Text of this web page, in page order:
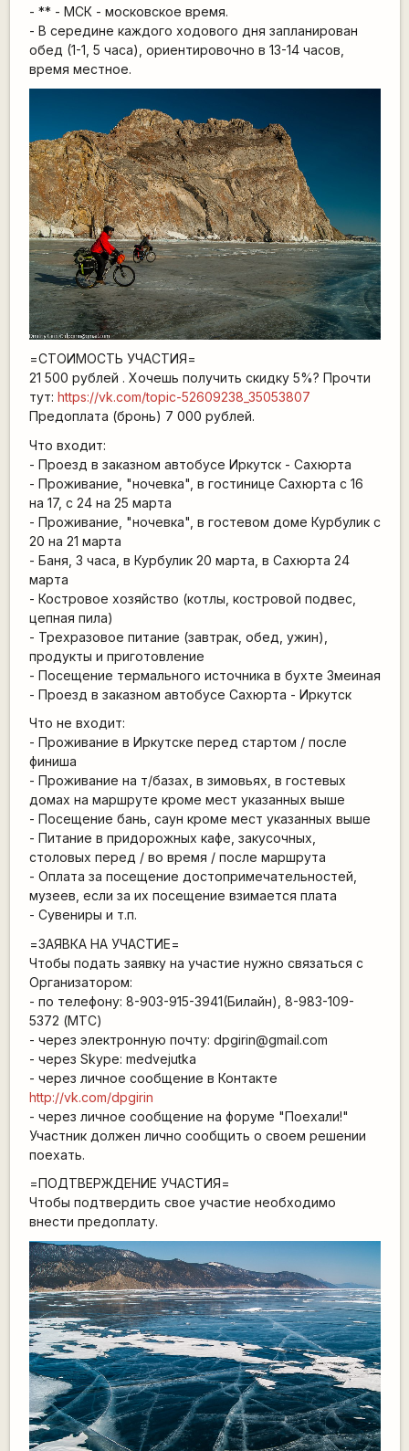
- ** - МСК - московское время.
- В середине каждого ходового дня запланирован
обед (1-1, 5 часа), ориентировочно в 13-14 часов,
время местное.
=СТОИМОСТЬ УЧАСТИЯ=
21 500 рублей . Хочешь получить скидку 5%? Прочти
тут: https://vk.com/topic-52609238_35053807
Предоплата (бронь) 7 000 рублей.
Что входит:
- Проезд в заказном автобусе Иркутск - Сахюрта
- Проживание, "ночевка", в гостинице Сахюрта с 16
на 17, с 24 на 25 марта
- Проживание, "ночевка", в гостевом доме Курбулик с
20 на 21 марта
- Баня, 3 часа, в Курбулик 20 марта, в Сахюрта 24
марта
- Костровое хозяйство (котлы, костровой подвес,
цепная пила)
- Трехразовое питание (завтрак, обед, ужин),
продукты и приготовление
- Посещение термального источника в бухте Змеиная
- Проезд в заказном автобусе Сахюрта - Иркутск
Что не входит:
- Проживание в Иркутске перед стартом / после
финиша
- Проживание на т/базах, в зимовьях, в гостевых
домах на маршруте кроме мест указанных выше
- Посещение бань, саун кроме мест указанных выше
- Питание в придорожных кафе, закусочных,
столовых перед / во время / после маршрута
- Оплата за посещение достопримечательностей,
музеев, если за их посещение взимается плата
- Сувениры и т.п.
=ЗАЯВКА НА УЧАСТИЕ=
Чтобы подать заявку на участие нужно связаться с
Организатором:
- по телефону: 8-903-915-3941(Билайн), 8-983-109-
5372 (МТС)
- через электронную почту: dpgirin@gmail.com
- через Skype: medvejutka
- через личное сообщение в Контакте
http://vk.com/dpgirin
- через личное сообщение на форуме "Поехали!"
Участник должен лично сообщить о своем решении
поехать.
=ПОДТВЕРЖДЕНИЕ УЧАСТИЯ=
Чтобы подтвердить свое участие необходимо
внести предоплату.